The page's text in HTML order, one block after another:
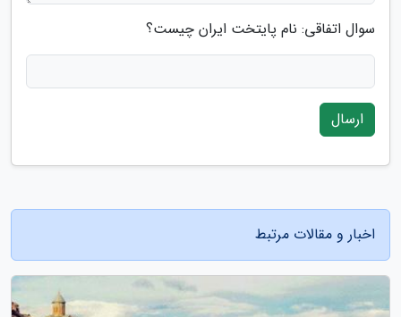
سوال اتفاقی: نام پایتخت ایران چیست؟
ارسال
اخبار و مقالات مرتبط